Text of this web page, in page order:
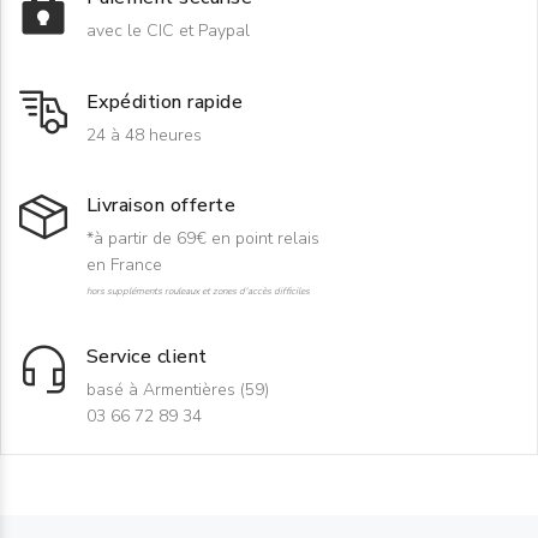
avec le CIC et Paypal
Expédition rapide
24 à 48 heures
Livraison offerte
*à partir de 69€ en point relais
en France
hors suppléments rouleaux et zones d'accès difficiles
Service client
basé à Armentières (59)
03 66 72 89 34